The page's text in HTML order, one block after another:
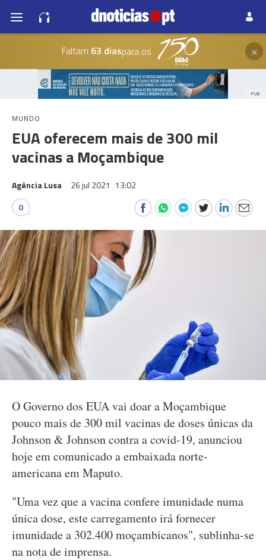
Faltam 63 diaspara os ×
PUB
MUNDO
EUA oferecem mais de 300 mil
vacinas a Moçambique
Agência Lusa 26 jul 2021 13:02
0
O Governo dos EUA vai doar a Moçambique
pouco mais de 300 mil vacinas de doses únicas da
Johnson & Johnson contra a covid-19, anunciou
hoje em comunicado a embaixada norte-
americana em Maputo.
"Uma vez que a vacina confere imunidade numa
única dose, este carregamento irá fornecer
imunidade a 302.400 moçambicanos", sublinha-se
na nota de imprensa.